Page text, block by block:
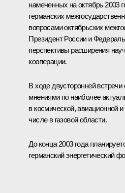
намеченных на октябрь 2003
германских
вопросами октябрьских
Президент России и
перспективы расширения
кооперации.
В ходе двусторонней
мнениями по наиболее
в космической, авиационной
числе в газовой области.
До конца 2003 года
германский энергетический